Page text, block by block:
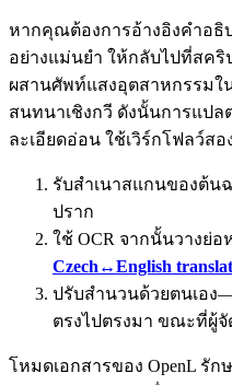
หากคุณต้องการอ้างอิงคำอธิบ
อย่างแม่นยำ ให้กลับไปที่สค
ผสานศัพท์แสงอุตสาหกรรมใ
สนทนาเชิงกวี ดังนั้นการแป
ละเอียดอ่อน ใช้เวิร์กโฟลว์สอ
รับสำเนาสแกนของต้น
ปราก
ใช้ OCR จากนั้นวางย่อ
Czech↔English
ปรับสำนวนด้วยตนเอง
ตรงไปตรงมา ขณะที่ผู้
โหมดเอกสารของ OpenL รัก